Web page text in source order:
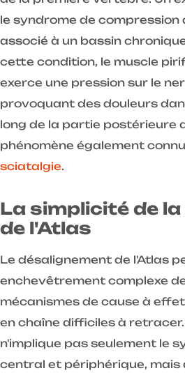
le syndrome de compression
associé à un bassin
cette condition, le muscle
exerce une pression sur le
provoquant des douleurs
long de la partie postérieure
phénomène également
sciatalgie.
La simplicité de
de l'Atlas
Le désalignement de l'Atlas
enchevêtrement complexe
mécanismes de cause à
en chaîne difficiles à
n'implique pas seulement le
central et périphérique,